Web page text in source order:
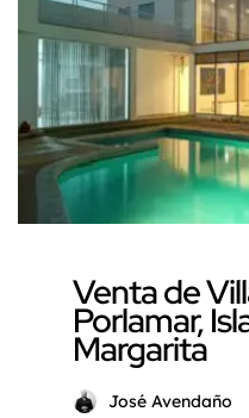
conocida como
Caribe», le ofrece
oportunidad de
sus sueños con
villa […]
Venta de
Porlamar,
Margarita
José Avendaño